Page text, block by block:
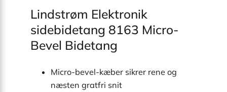
Lindstrøm Elektronik
sidebidetang 8163 Micro-
Bevel Bidetang
Micro-bevel-kæber sikrer rene og
næsten gratfri snit